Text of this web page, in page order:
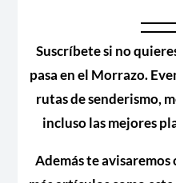
Suscríbete si no
pasa en el Morrazo.
rutas de senderismo,
incluso las mejores
Además te